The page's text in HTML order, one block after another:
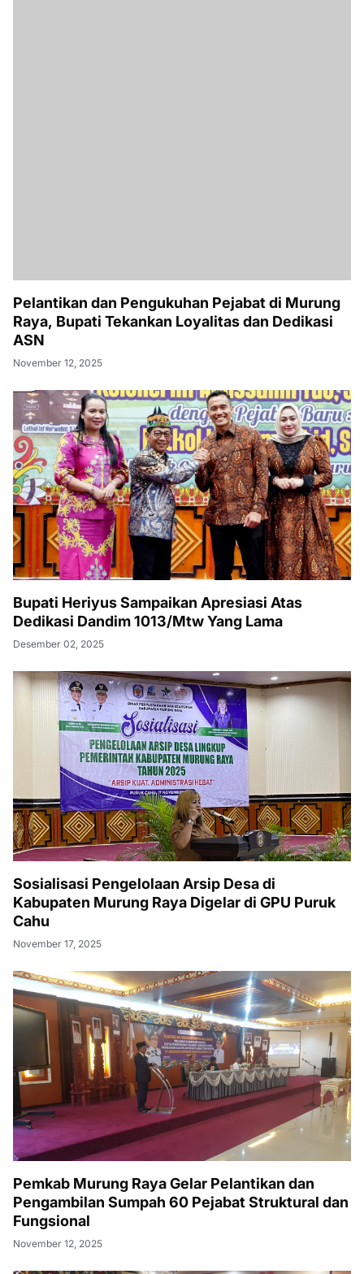
Pelantikan dan Pengukuhan Pejabat di Murung
Raya, Bupati Tekankan Loyalitas dan Dedikasi
ASN
November 12, 2025
Bupati Heriyus Sampaikan Apresiasi Atas
Dedikasi Dandim 1013/Mtw Yang Lama
Desember 02, 2025
Sosialisasi Pengelolaan Arsip Desa di
Kabupaten Murung Raya Digelar di GPU Puruk
Cahu
November 17, 2025
Pemkab Murung Raya Gelar Pelantikan dan
Pengambilan Sumpah 60 Pejabat Struktural dan
Fungsional
November 12, 2025